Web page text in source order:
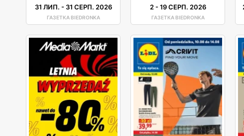
31 ЛИП. - 31 СЕРП. 2026
ГАЗЕТКА BIEDRONKA
2-19 СЕРП. 2026
ГАЗЕТКА BIEDRONKA